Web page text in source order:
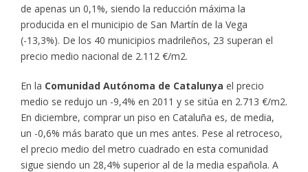
de apenas un 0,1%, siendo la reducción máxima la
producida en el municipio de San Martín de la Vega
(-13,3%). De los 40 municipios madrileños, 23 superan el
precio medio nacional de 2.112 €/m2.
En la Comunidad Autónoma de Catalunya el precio
medio se redujo un -9,4% en 2011 y se sitúa en 2.713 €/m2.
En diciembre, comprar un piso en Cataluña es, de media,
un -0,6% más barato que un mes antes. Pese al retroceso,
el precio medio del metro cuadrado en esta comunidad
sigue siendo un 28,4% superior al de la media española. A